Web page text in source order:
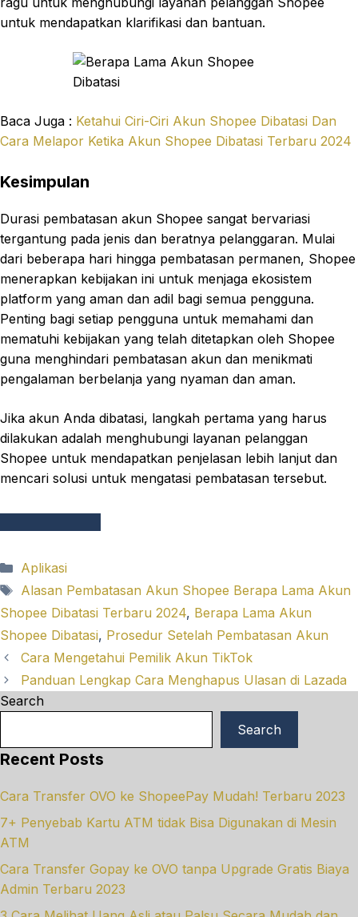
untuk mendapatkan klarifikasi dan bantuan.
Baca Juga : Ketahui Ciri-Ciri Akun Shopee Dibatasi Dan
Cara Melapor Ketika Akun Shopee Dibatasi Terbaru 2024
Kesimpulan
Durasi pembatasan akun Shopee sangat bervariasi
tergantung pada jenis dan beratnya pelanggaran. Mulai
dari beberapa hari hingga pembatasan permanen, Shopee
menerapkan kebijakan ini untuk menjaga ekosistem
platform yang aman dan adil bagi semua pengguna.
Penting bagi setiap pengguna untuk memahami dan
mematuhi kebijakan yang telah ditetapkan oleh Shopee
guna menghindari pembatasan akun dan menikmati
pengalaman berbelanja yang nyaman dan aman.
Jika akun Anda dibatasi, langkah pertama yang harus
dilakukan adalah menghubungi layanan pelanggan
Shopee untuk mendapatkan penjelasan lebih lanjut dan
mencari solusi untuk mengatasi pembatasan tersebut.
Categories
Aplikasi
Tags
Alasan Pembatasan Akun Shopee Berapa Lama Akun
Shopee Dibatasi Terbaru 2024, Berapa Lama Akun
Shopee Dibatasi, Prosedur Setelah Pembatasan Akun
Cara Mengetahui Pemilik Akun TikTok
Panduan Lengkap Cara Menghapus Ulasan di Lazada
Search
Search
Recent Posts
Cara Transfer OVO ke ShopeePay Mudah! Terbaru 2023
7+ Penyebab Kartu ATM tidak Bisa Digunakan di Mesin
ATM
Cara Transfer Gopay ke OVO tanpa Upgrade Gratis Biaya
Admin Terbaru 2023